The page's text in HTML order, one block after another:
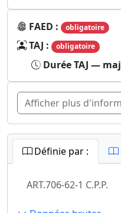
FAED : obligatoire
TAJ : obligatoire
Durée TAJ —
Afficher plus
Définie par :
ART.706-62-1 C.P.P.